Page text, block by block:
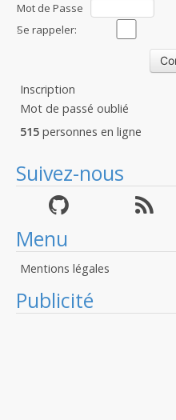
Mot de Passe
:Se rappeler:
Inscription
Mot de passé oublié
515 personnes en ligne
Suivez-nous
Menu
Mentions légales
Publicité